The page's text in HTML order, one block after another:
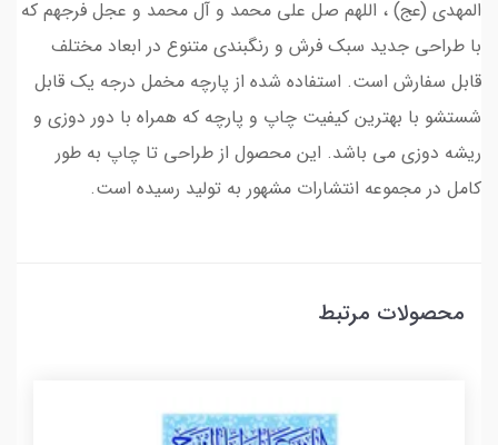
المهدی (عج) ، اللهم صل علی محمد و آل محمد و عجل فرجهم که
با طراحی جدید سبک فرش و رنگبندی متنوع در ابعاد مختلف
قابل سفارش است. استفاده شده از پارچه مخمل درجه یک قابل
شستشو با بهترین کیفیت چاپ و پارچه که همراه با دور دوزی و
ریشه دوزی می باشد. این محصول از طراحی تا چاپ به طور
کامل در مجموعه انتشارات مشهور به تولید رسیده است.
محصولات مرتبط